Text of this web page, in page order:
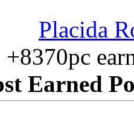
Placida
+8370pc
Earned